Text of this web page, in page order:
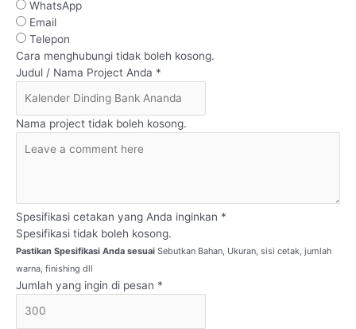
WhatsApp
Email
Telepon
Cara menghubungi tidak boleh kosong.
Judul / Nama Project Anda *
Nama project tidak boleh kosong.
Spesifikasi cetakan yang Anda inginkan *
Spesifikasi tidak boleh kosong.
Pastikan Spesifikasi Anda sesuai Sebutkan Bahan, Ukuran, sisi cetak, jumlah
warna, finishing dll
Jumlah yang ingin di pesan *